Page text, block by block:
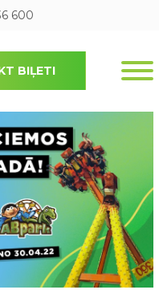
600
BIĻETI